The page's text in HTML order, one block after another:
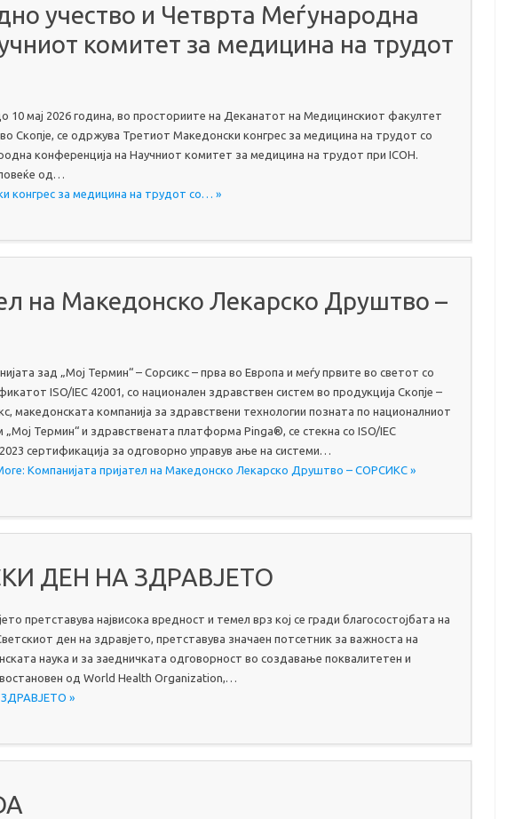
учество и Четврта Меѓународна
комитет за медицина на трудот
10 мај 2026 година, во просториите на Деканатот на Медицинскиот факултет
Скопје, се одржува Третиот Македонски конгрес за медицина на трудот со
конференција на Научниот комитет за медицина на трудот при ICOH.
од…
конгрес за медицина на трудот со… »
на Македонско Лекарско Друштво –
зад „Мој Термин“ – Сорсикс – прва во Европа и меѓу првите во светот со
ISO/IEC 42001, со национален здравствен систем во продукција Скопје –
македонската компанија за здравствени технологии позната по националниот
„Мој Термин“ и здравствената платформа Pinga®, се стекна со ISO/IEC
сертификација за одговорно управув ање на системи…
Компанијата пријател на Македонско Лекарско Друштво – СОРСИКС »
ДЕН НА ЗДРАВЈЕТО
претставува највисока вредност и темел врз кој се гради благосостојбата на
ден на здравјето, претставува значаен потсетник за важноста на
наука и за заедничката одговорност во создавање поквалитетен и
од World Health Organization,…
ЗДРАВЈЕТО »